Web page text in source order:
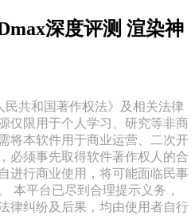
深度评测 渲染神
民共和国著作权法》及相关法律
仅限用于个人学习、研究等非商
将本软件用于商业运营、二次开
必须事先取得软件著作权人的合
进行商业使用，将可能面临民事
本平台已尽到合理提示义务，
律纠纷及后果，均由使用者自行